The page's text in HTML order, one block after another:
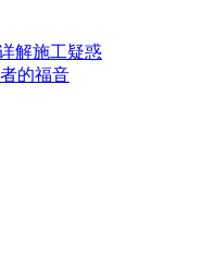
解施工疑惑
的福音